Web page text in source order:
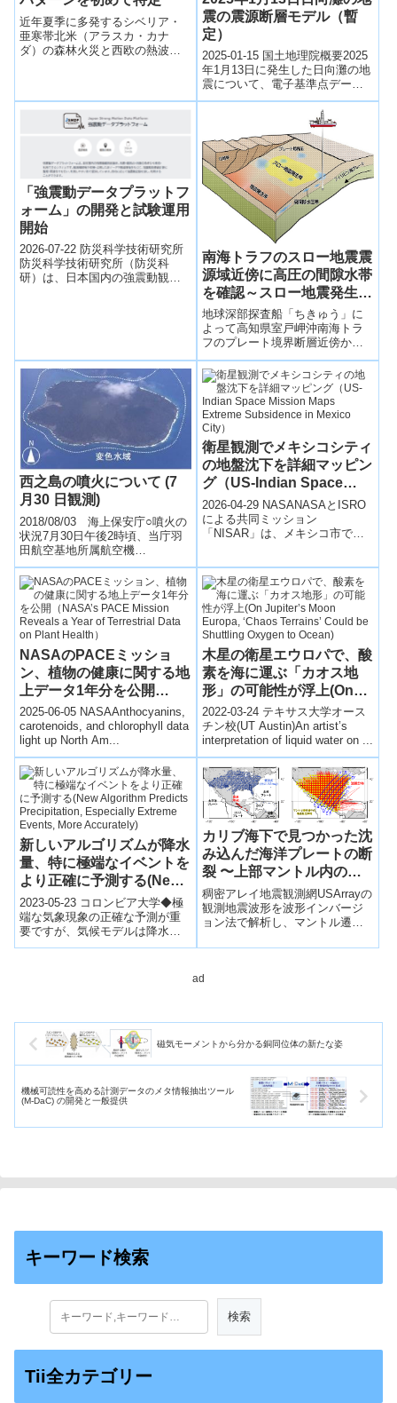
近年夏季に多発するシベリア・
亜寒帯北米（アラスカ・カナ
ダ）の森林火災と西欧の熱波を
ロゾルの増加が夏季北極域とそ
の周辺の高濃度PM2.5の原因で
震の震源断層モデル（暫
定）
2025-01-15 国土地理院概要2025
年1月13日に発生した日向灘の地
震について、電子基準点データ
から得られた地殻変動を基に、
震源断層モデル（矩形断層及
「強震動データプラットフ
ォーム」の開発と試験運用
開始
2026-07-22 防災科学技術研究所
防災科学技術研究所（防災科
研）は、日本国内の強震動観測
南海トラフのスロー地震震
源域近傍に高圧の間隙水帯
を確認～スロー地震発生の
メカニズム解明へ前進～
地球深部探査船「ちきゅう」に
よって⾼知県室戸岬沖南海トラ
フのプレート境界断層近傍から
採取されたコア試料を分析する
とともに、掘削孔から噴出する
流体の流量を解析した。初めて
スロー地震の震源近傍における
高圧の間隙水帯の存在を直接確
認することに成功した。
西之島の噴火について (7
月30 日観測)
2018/08/03 海上保安庁○噴火の
状況7月30日午後2時頃、当庁羽
田航空基地所属航空機
（MA725）により、西之島の火
山活動の観測を実施しました。
その結果...
衛星観測でメキシコシティ
の地盤沈下を詳細マッピン
グ（US-Indian Space
Mission Maps Extreme
Subsidence in Mexico
City）
2026-04-29 NASANASAとISRO
による共同ミッション
「NISAR」は、メキシコ市で進
測に...
NASAのPACEミッショ
ン、植物の健康に関する地
上データ1年分を公開
（NASA’s PACE Mission
Reveals a Year of
Terrestrial Data on Plant
Health）
2025-06-05 NASAAnthocyanins,
carotenoids, and chlorophyll data
light up North Am...
木星の衛星エウロパで、酸
素を海に運ぶ「カオス地
形」の可能性が浮上(On
Jupiter’s Moon Europa,
‘Chaos Terrains’ Could
be Shuttling Oxygen to
Ocean)
2022-03-24 テキサス大学オース
チン校(UT Austin)An artist’s
interpretation of liquid water on ...
新しいアルゴリズムが降水
量、特に極端なイベントを
より正確に予測する(New
Algorithm Predicts
Precipitation, Especially
Extreme Events, More
Accurately)
2023-05-23 コロンビア大学◆極
端な気象現象の正確な予測が重
要ですが、気候モデルは降水の
強度を正確に予測できず、雲の
カリブ海下で見つかった沈
み込んだ海洋プレートの断
裂 〜上部マントル内のス
ラブ沈降速度の制約〜
稠密アレイ地震観測網USArrayの
観測地震波形を波形インバージ
ョン法で解析し、マントル遷移
（スラブ）の高解像度イメージ
び下部マントルの上昇流により
ad
磁気モーメントから分かる銅同位体の新たな姿
機械可読性を高める計測データのメタ情報抽出ツール
(M-DaC) の開発と一般提供
キーワード検索
Tii全カテゴリー